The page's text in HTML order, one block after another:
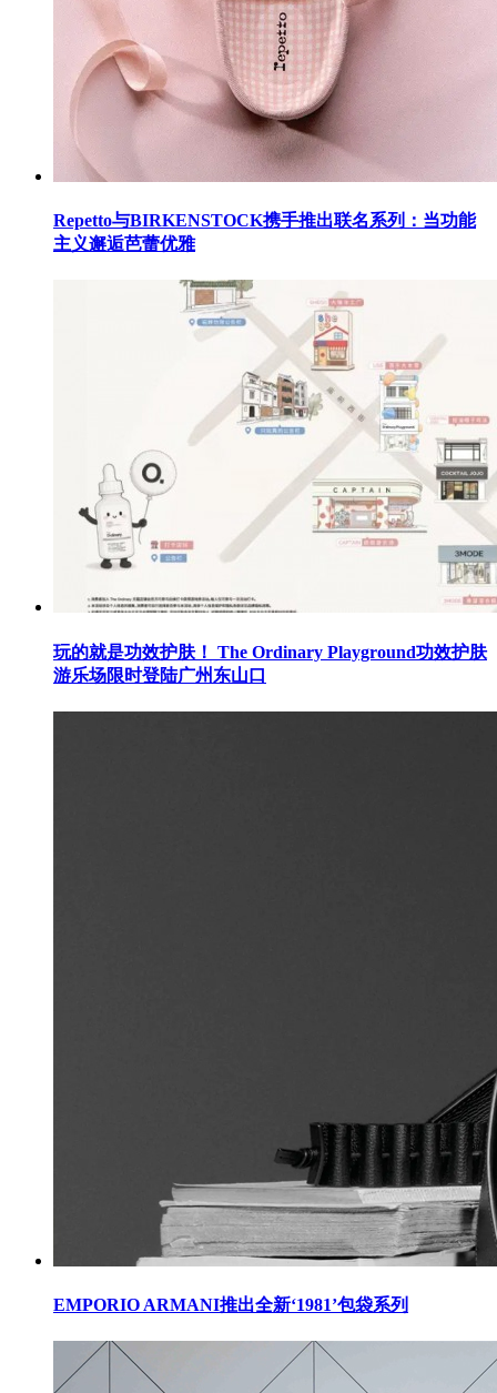
Repetto与BIRKENSTOCK携手推出联名系列：当功能
主义邂逅芭蕾优雅
玩的就是功效护肤！ The Ordinary Playground功效护肤
游乐场限时登陆广州东山口
EMPORIO ARMANI推出全新‘1981’包袋系列